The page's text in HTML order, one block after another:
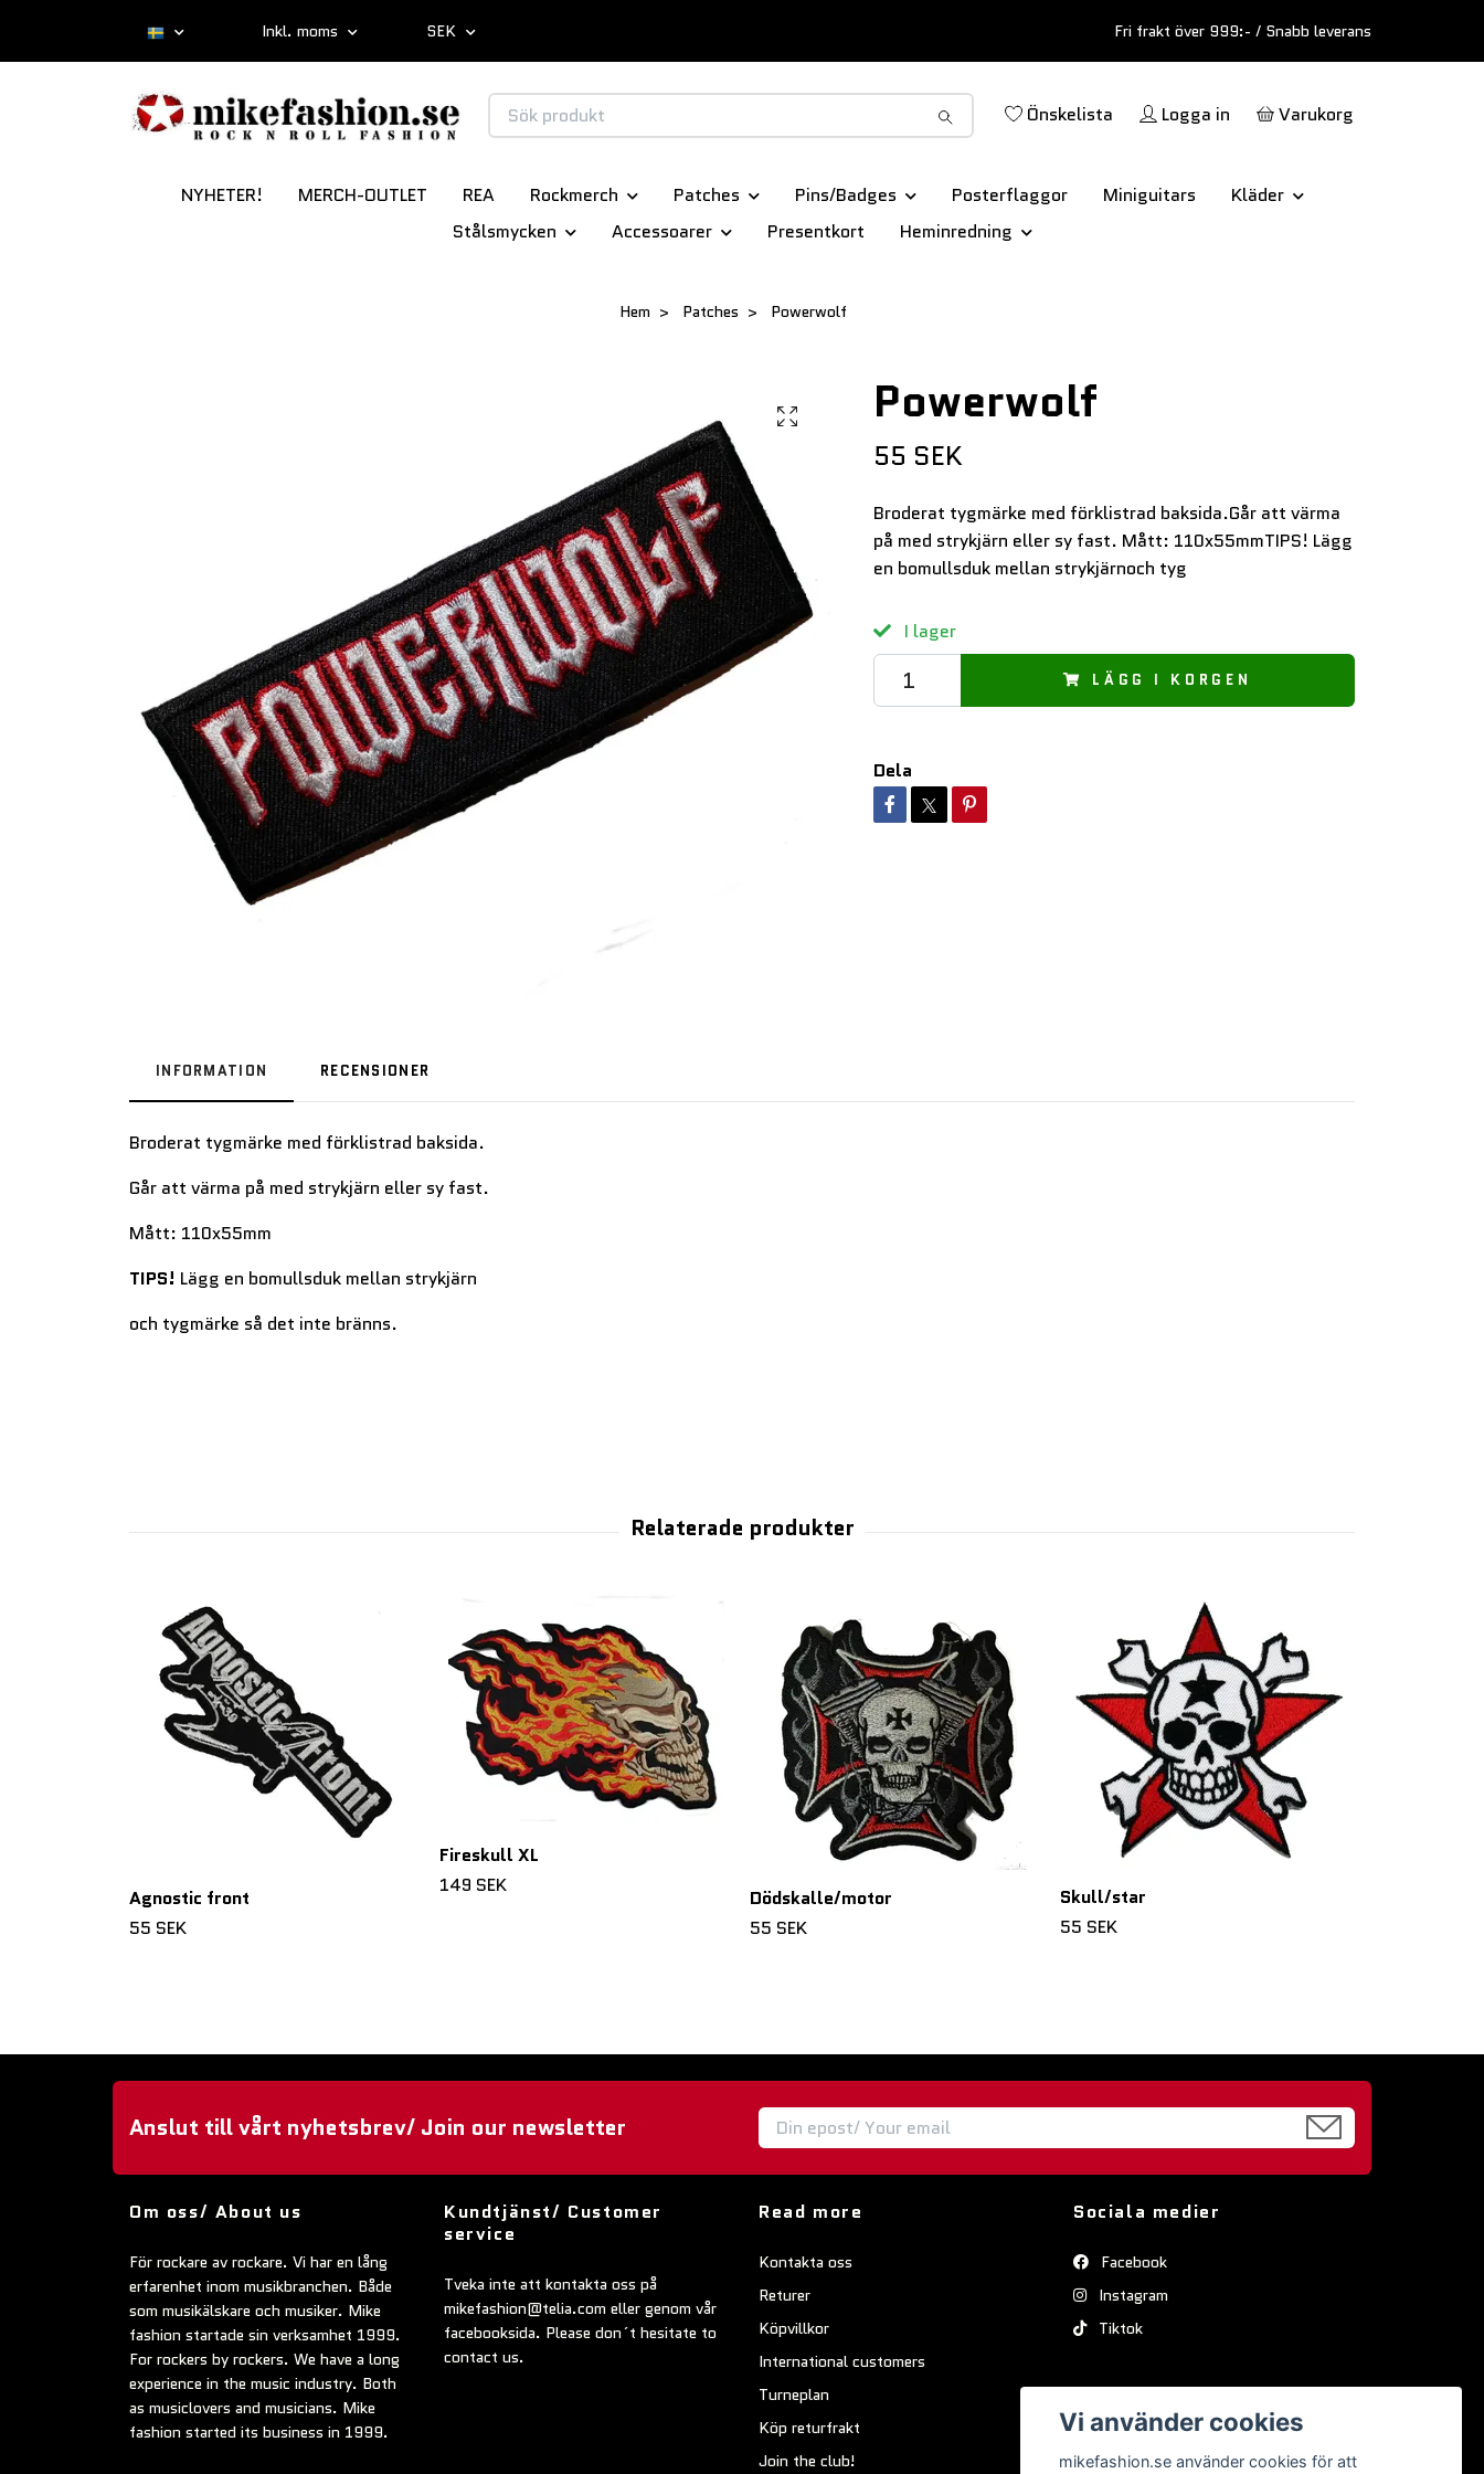
Inkl. moms SEK Fri frakt över 999:- / Snabb leverans
Önskelista Logga in Varukorg
NYHETER! MERCH-OUTLET REA Rockmerch Patches Pins/Badges Posterflaggor Miniguitars
Kläder
Stålsmycken
Accessoarer Presentkort Heminredning
Hem Patches Powerwolf
Powerwolf
55 SEK
Broderat tygmärke med förklistrad baksida.Går att värma
på med strykjärn eller sy fast. Mått: 110x55mmTIPS! Lägg
en bomullsduk mellan strykjärnoch tyg
I lager
LÄGG I KORGEN
Dela
INFORMATION RECENSIONER
Broderat tygmärke med förklistrad baksida.
Går att värma på med strykjärn eller sy fast.
Mått: 110x55mm
TIPS! Lägg en bomullsduk mellan strykjärn
och tygmärke så det inte bränns.
Agnostic front
55 SEK
Fireskull XL
149 SEK
Dödskalle/motor
55 SEK
Skull/star
55 SEK
Anslut till vårt nyhetsbrev/ Join our newsletter
Om oss/ About us
För rockare av rockare. Vi har en lång
erfarenhet inom musikbranchen. Både
som musikälskare och musiker. Mike
fashion startade sin verksamhet 1999.
For rockers by rockers. We have a long
experience in the music industry. Both
as musiclovers and musicians. Mike
fashion started its business in 1999.
Kundtjänst/ Customer
service
Tveka inte att kontakta oss på
mikefashion@telia.com eller genom vår
facebooksida. Please don´t hesitate to
contact us.
Read more
Kontakta oss
Returer
Köpvillkor
International customers
Turneplan
Köp returfrakt
Join the club!
Sociala medier
Facebook
Instagram
Tiktok
Vi använder cookies
mikefashion.se använder cookies för att